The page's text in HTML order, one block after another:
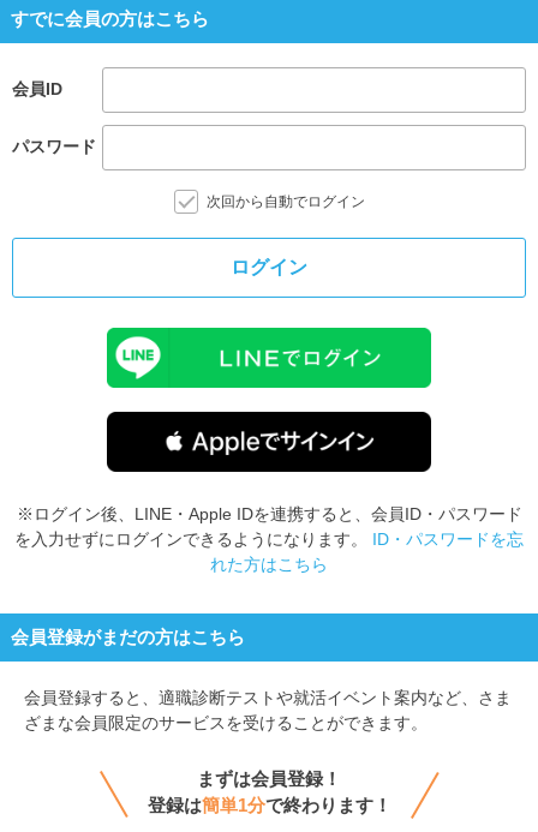
すでに会員の方はこちら
会員ID
パスワード
次回から自動でログイン
ログイン
※ログイン後、LINE・Apple IDを連携すると、会員ID・パスワード
を入力せずにログインできるようになります。 ID・パスワードを忘
れた方はこちら
会員登録がまだの方はこちら
会員登録すると、 適職診断テストや就活イベント案内など、さま
ざまな会員限定のサービスを受けることができます。
まずは会員登録！
登録は簡単1分で終わります！